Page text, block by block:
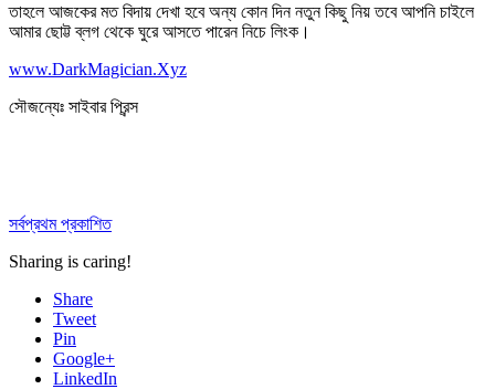
তাহলে আজকের মত বিদায় দেখা হবে অন্য কোন দিন নতুন কিছু নিয় তবে আপনি চাইলে
আমার ছোট্ট ব্লগ থেকে ঘুরে আসতে পারেন নিচে লিংক।
www.DarkMagician.Xyz
সৌজন্যেঃ সাইবার প্রিন্স
সর্বপ্রথম প্রকাশিত
Sharing is caring!
Share
Tweet
Pin
Google+
LinkedIn